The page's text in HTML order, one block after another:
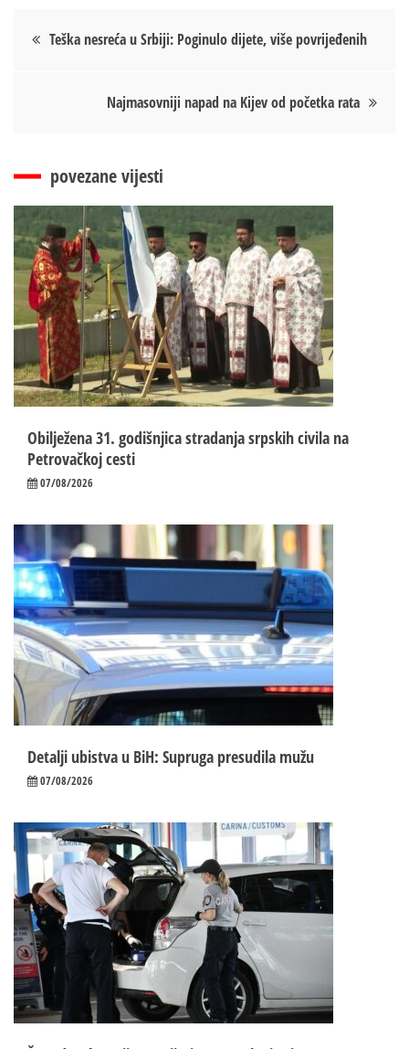
Кретање
Teška nesreća u Srbiji: Poginulo dijete, više povrijeđenih
Najmasovniji napad na Kijev od početka rata
povezane vijesti
Obilježena 31. godišnjica stradanja srpskih civila na
Petrovačkoj cesti
07/08/2026
Detalji ubistva u BiH: Supruga presudila mužu
07/08/2026